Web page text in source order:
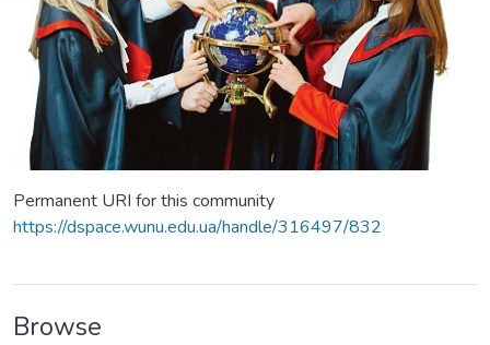
Permanent URI for this community
https://dspace.wunu.edu.ua/handle/316497/832
Browse